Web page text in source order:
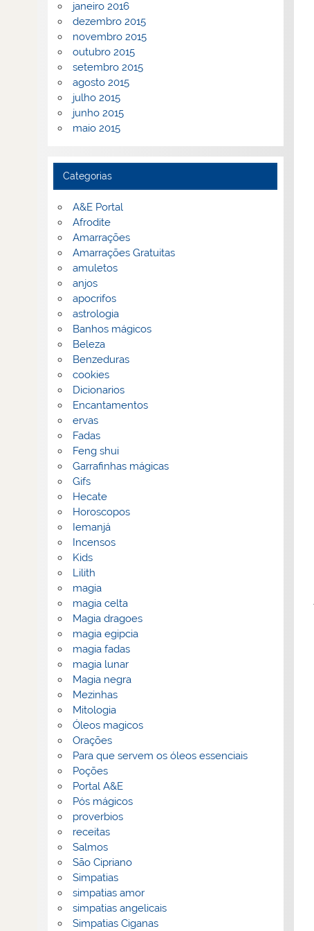
janeiro 2016
dezembro 2015
novembro 2015
outubro 2015
setembro 2015
agosto 2015
julho 2015
junho 2015
maio 2015
Categorias
A&E Portal
Afrodite
Amarrações
Amarrações Gratuitas
amuletos
anjos
apocrifos
astrologia
Banhos mágicos
Beleza
Benzeduras
cookies
Dicionarios
Encantamentos
ervas
Fadas
Feng shui
Garrafinhas mágicas
Gifs
Hecate
Horoscopos
Iemanjá
Incensos
Kids
Lilith
magia
magia celta
Magia dragoes
magia egipcia
magia fadas
magia lunar
Magia negra
Mezinhas
Mitologia
Óleos magicos
Orações
Para que servem os óleos essenciais
Poções
Portal A&E
Pós mágicos
proverbios
receitas
Salmos
São Cipriano
Simpatias
simpatias amor
simpatias angelicais
Simpatias Ciganas